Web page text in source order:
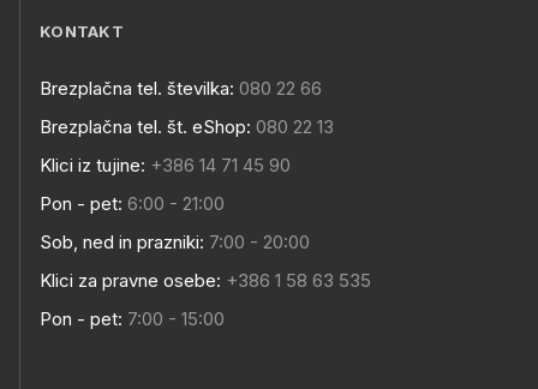
KONTAKT
Brezplačna tel. številka: 080 22 66
Brezplačna tel. št. eShop: 080 22 13
Klici iz tujine: +386 14 71 45 90
Pon - pet: 6:00 - 21:00
Sob, ned in prazniki: 7:00 - 20:00
Klici za pravne osebe: +386 1 58 63 535
Pon - pet: 7:00 - 15:00